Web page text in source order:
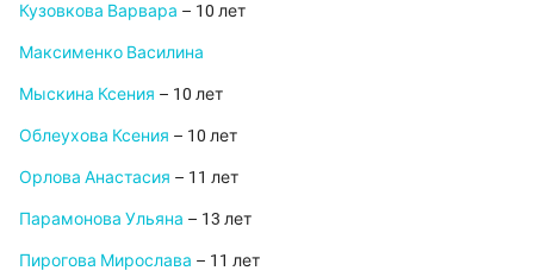
Кузовкова Варвара – 10 лет
Максименко Василина
Мыскина Ксения – 10 лет
Облеухова Ксения – 10 лет
Орлова Анастасия – 11 лет
Парамонова Ульяна – 13 лет
Пирогова Мирослава – 11 лет